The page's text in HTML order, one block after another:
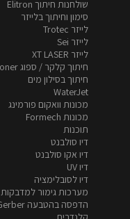
שולחנות חיתוך Elitron
סימון וחיתוך בלייזר
לייזר Trotec
לייזר Sei
לייזר XT LASER
חיתוך קלקר / ספוג Coner
חיתוך בסילון מים
WaterJet
מכונות וואקום פורמינג
מכונות Formech
תוכנות
דיו סולבנט
דיו אקו סולבנט
דיו UV
דיו לסובלימציה
מערכות גימור למדבקות
הדפסה בהטבעה Gerber